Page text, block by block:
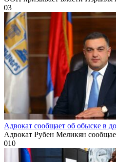
03
Адвокат сообщает об обыске в
Адвокат Рубен Меликян
010